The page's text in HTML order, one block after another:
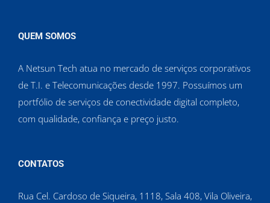
QUEM SOMOS
A Netsun Tech atua no mercado de serviços corporativos
de T.I. e Telecomunicações desde 1997. Possuímos um
portfólio de serviços de conectividade digital completo,
com qualidade, confiança e preço justo.
CONTATOS
Rua Cel. Cardoso de Siqueira, 1118, Sala 408, Vila Oliveira,